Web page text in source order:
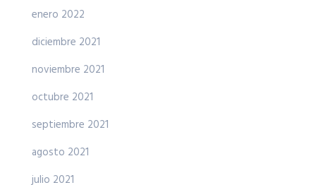
enero 2022
diciembre 2021
noviembre 2021
octubre 2021
septiembre 2021
agosto 2021
julio 2021